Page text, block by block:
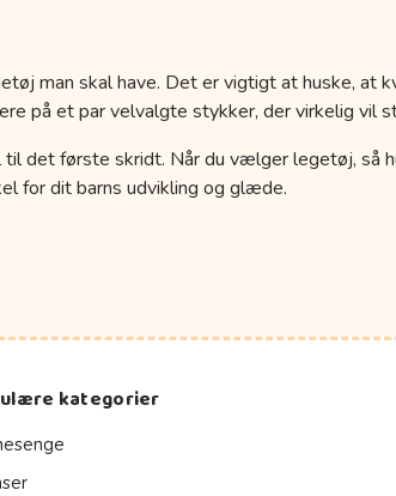
man skal have. Det er vigtigt at huske, at
på et par velvalgte stykker, der virkelig vil
det første skridt. Når du vælger legetøj, så
for dit barns udvikling og glæde.
kategorier